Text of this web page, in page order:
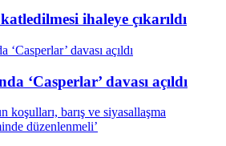
ihaleye çıkarıldı
‘Casperlar’ davası açıldı